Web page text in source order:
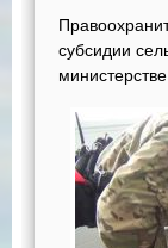
субсидии
министерстве.